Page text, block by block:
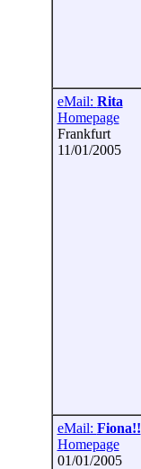
eMail: Rita
Homepage
Frankfurt
11/01/2005
eMail: Fiona!!
Homepage
01/01/2005